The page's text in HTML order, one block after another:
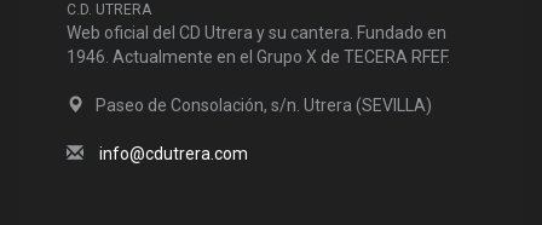
C.D. UTRERA
Web oficial del CD Utrera y su cantera. Fundado en
1946. Actualmente en el Grupo X de TECERA RFEF.
Paseo de Consolación, s/n. Utrera (SEVILLA)
info@cdutrera.com